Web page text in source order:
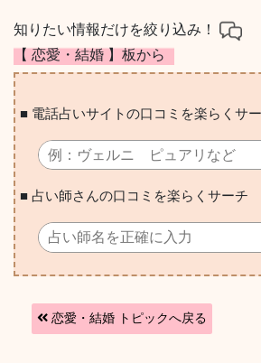
知りたい情報だけを絞り込み！
【 恋愛・結婚 】板から
■ 電話占いサイトの口コミを楽らくサ
■ 占い師さんの口コミを楽らくサーチ
恋愛・結婚 トピックへ戻る